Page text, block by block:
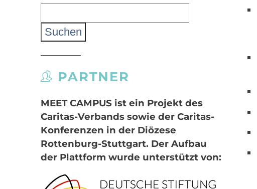
nach:
PARTNER
MEET CAMPUSist ein Projekt des
Caritas-Verbands sowie der Caritas-
Konferenzen in der Diözese
Rottenburg-Stuttgart. Der Aufbau
der Plattform wurde unterstützt von: